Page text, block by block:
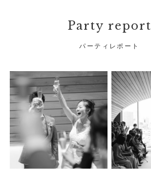
Party report
パーティレポート